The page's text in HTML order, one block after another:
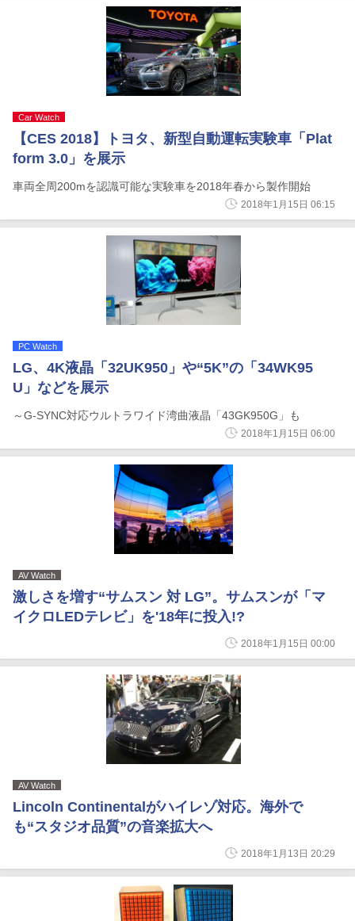
Car Watch
【CES 2018】トヨタ、新型自動運転実験車「Plat
form 3.0」を展示
車両全周200mを認識可能な実験車を2018年春から製作開始
2018年1月15日 06:15
PC Watch
LG、4K液晶「32UK950」や“5K”の「34WK95
U」などを展示
～G-SYNC対応ウルトラワイド湾曲液晶「43GK950G」も
2018年1月15日 06:00
AV Watch
激しさを増す“サムスン 対 LG”。サムスンが「マ
イクロLEDテレビ」を'18年に投入!?
2018年1月15日 00:00
AV Watch
Lincoln Continentalがハイレゾ対応。海外で
も“スタジオ品質”の音楽拡大へ
2018年1月13日 20:29